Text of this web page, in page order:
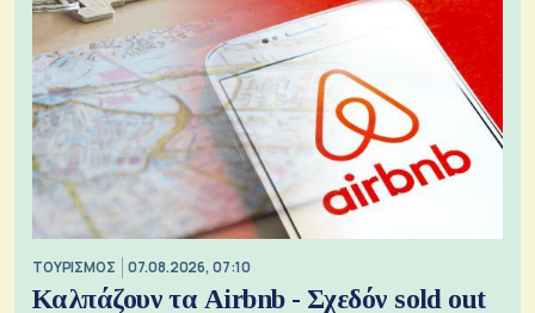
ΤΟΥΡΙΣΜΟΣ 07.08.2026, 07:10
Καλπάζουν τα Airbnb - Σχεδόν sold out